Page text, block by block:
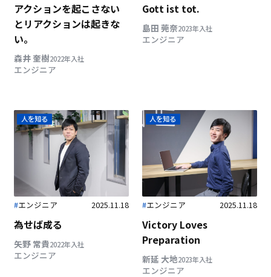
アクションを起こさない
と リアクションは起きな
い。
森井 奎樹2022年入社
エンジニア
Gott ist tot.
島田 莞奈2023年入社
エンジニア
人を知る
#エンジニア 2025.11.18
為せば成る
矢野 常貴2022年入社
エンジニア
人を知る
#エンジニア 2025.11.18
Victory Loves
Preparation
新延 大地2023年入社
エンジニア